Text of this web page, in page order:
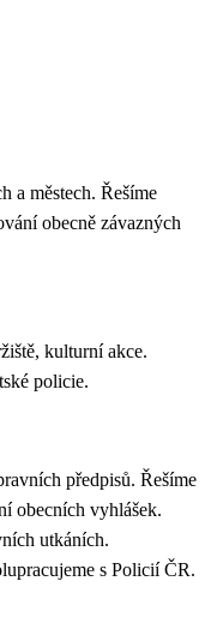
a městech. Řešíme
obecně závazných
kulturní akce.
policie.
předpisů. Řešíme
obecních vyhlášek.
utkáních.
s Policií ČR.